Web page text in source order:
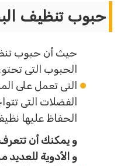
حبوب تنظيف
حيث أن حبوب
الحبوب التى
التى تعمل على
الفضلات التى
الحفاظ عليها
و يمكنك أن
و الأدوية للعديد